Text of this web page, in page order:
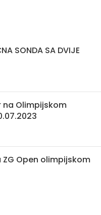
SONDA SA DVIJE
na Olimpijskom
Open olimpijskom